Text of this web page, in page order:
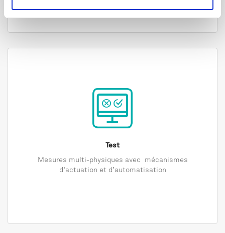
Test
Mesures multi-physiques avec mécanismes
d’actuation et d’automatisation